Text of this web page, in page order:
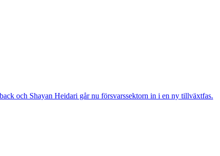
och Shayan Heidari går nu försvarssektorn in i en ny tillväxtfas.